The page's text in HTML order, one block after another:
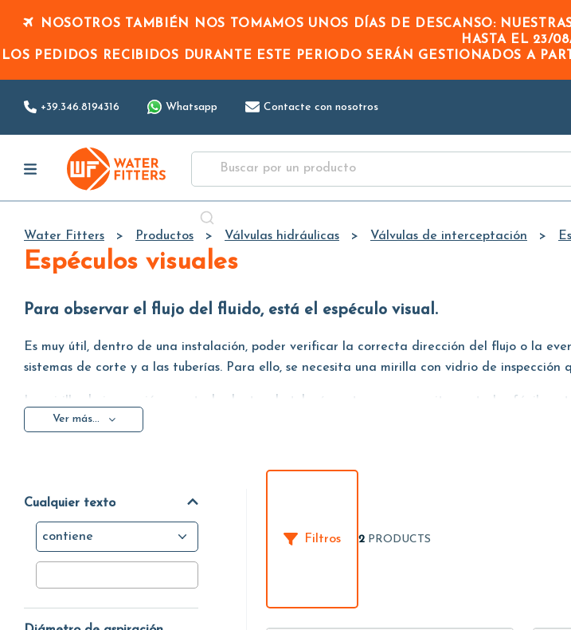
Main
Content
NOSOTROS TAMBIÉN NOS TOMAMOS UNOS DÍAS DE DESCANSO:
HASTA EL 23/
LOS PEDIDOS RECIBIDOS DURANTE ESTE PERIODOSERÁN GESTIONADOS A
+39.346.8194316 Whatsapp Contacte con nosotros
Water Fitters Productos Válvulas hidráulicas Válvulas de interceptación
Espéculos visuales
Para observar el flujo del fluido, está e l espéculo visual .
Es muy útil, dentro de una instalación, poder verificar la correcta dirección del flujo o la
sistemas de corte y a las tuberías. Para ello, se necesita una mirilla con vidrio de
La mirilla de inspección, montada dentro de tuberías o tanques, permite controlar
Si está hecha de acero inoxidable, garantiza una perfecta resistencia a la corrosión;
Ver más...
Cualquier texto
contiene Filtros 2 PRODUCTS